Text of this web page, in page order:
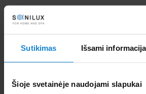
Sutikimas Išsami informacija
Šioje svetainėje naudojami slapukai
Naujienos: